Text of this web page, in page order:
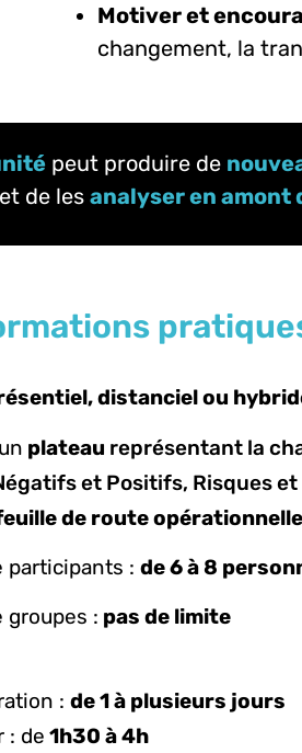
Motiver et
changement, la
peut produire de
et de les analyseren amont
distanciel ou
plateau représentant la
et Positifs, Risques
de route opérationnelle
participants : de 6 à 8
groupes : pas de limite
: de 1 à plusieurs jours
: de 1h30 à 4h